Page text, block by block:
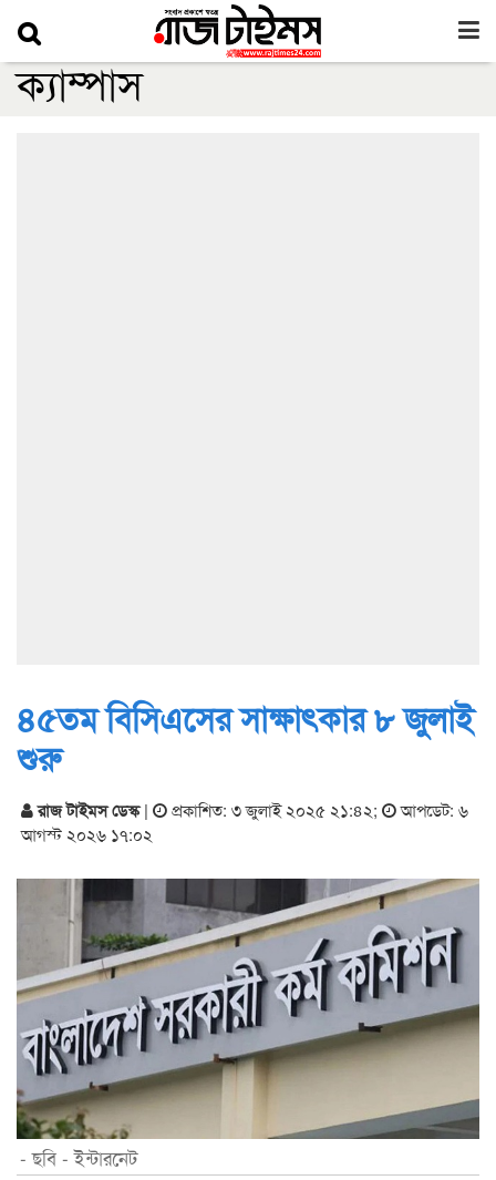
ক্যাম্পাস
৪৫তম বিসিএসের সাক্ষাৎকার ৮ জুলাই
শুরু
রাজ টাইমস ডেস্ক| প্রকাশিত: ৩ জুলাই ২০২৫ ২১:৪২;
আপডেট: ৬
আগস্ট ২০২৬ ১৭:০২
- ছবি - ইন্টারনেট